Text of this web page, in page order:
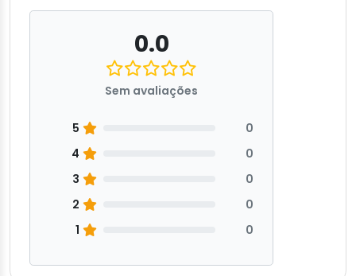
0.0
Sem avaliações
5
0
4
0
3
0
2
0
1
0